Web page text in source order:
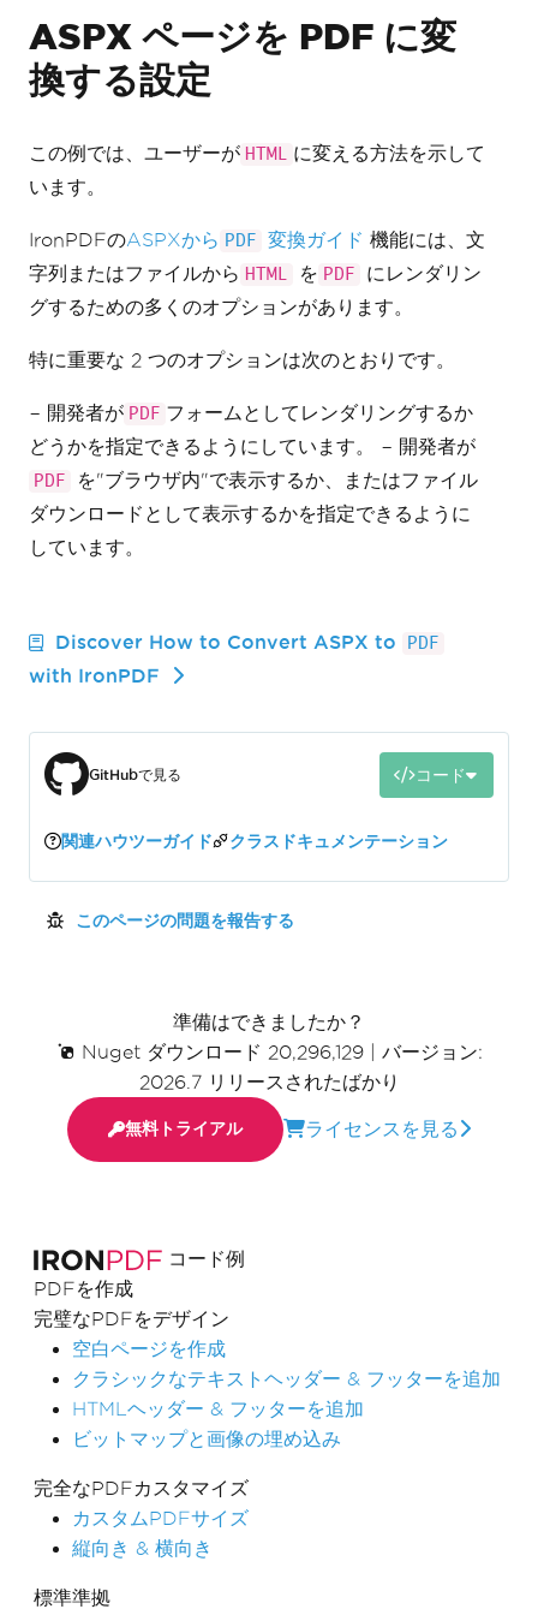
コード例
PDFを作成
完璧なPDFをデザイン
空白ページを作成
クラシックなテキストヘッダー & フッターを追加
HTMLヘッダー & フッターを追加
ビットマップと画像の埋め込み
完全なPDFカスタマイズ
カスタムPDFサイズ
縦向き & 横向き
標準準拠
ASPX ページを PDF に変
換する設定
この例では、ユーザーが HTML
に変える方法を示して
います。
IronPDFのASPXから PDF 変換ガイド 機能には、文
字列またはファイルから HTML を PDF
にレンダリン
グするための多くのオプションがあります。
特に重要な 2 つのオプションは次のとおりです。
− 開発者が PDF フォームとしてレンダリングするか
どうかを指定できるようにしています。 − 開発者が
PDF
を"ブラウザ内"で表示するか、またはファイル
ダウンロードとして表示するかを指定できるように
しています。
Discover How to Convert ASPX to PDF
with IronPDF
GitHubで見る コード
関連ハウツーガイド クラスドキュメンテーション
このページの問題を報告する
準備はできましたか？
Nuget ダウンロード 20,296,129| バージョン:
2026.7 リリースされたばかり
無料トライアル ライセンスを見る